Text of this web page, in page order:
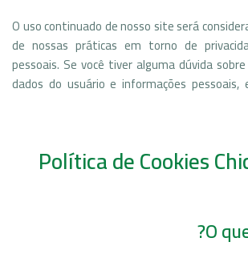
O uso continuado de nosso site será
de nossas práticas em torno de
pessoais. Se você tiver alguma dúvida
dados do usuário e informações
Política de Cookies
O